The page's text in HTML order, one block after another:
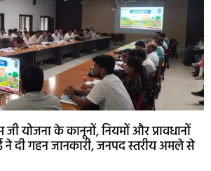
योजना के कानूनों, नियमों और प्रावधानों
दी गहन जानकारी, जनपद स्तरीय अमले से